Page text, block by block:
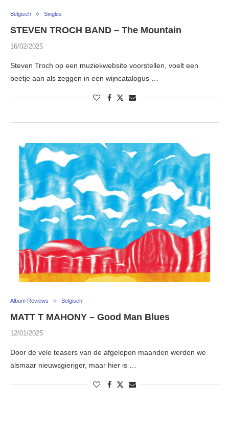
Belgisch Singles
STEVEN TROCH BAND – The Mountain
16/02/2025
Steven Troch op een muziekwebsite voorstellen, voelt een
beetje aan als zeggen in een wijncatalogus …
Album Reviews Belgisch
MATT T MAHONY – Good Man Blues
12/01/2025
Door de vele teasers van de afgelopen maanden werden we
alsmaar nieuwsgieriger, maar hier is …